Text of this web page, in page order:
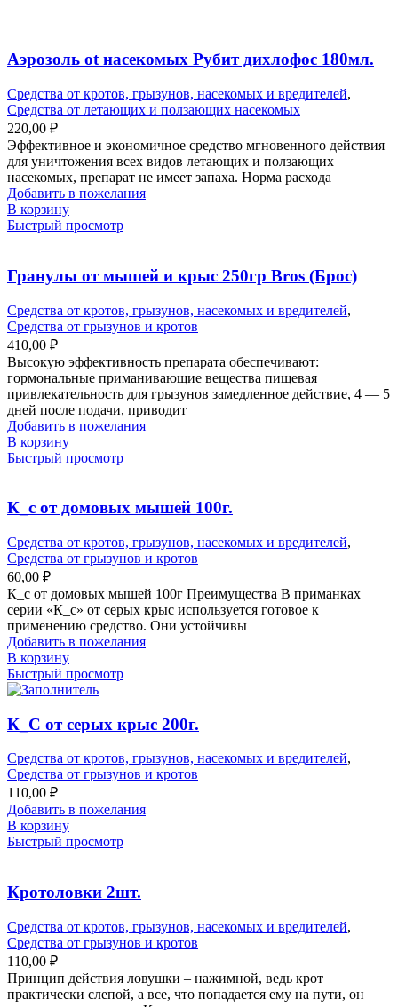
Аэрозоль ot насекомых Рубит дихлофос 180мл.
Средства от кротов, грызунов, насекомых и вредителей,
Средства от летающих и ползающих насекомых
220,00 ₽
Эффективное и экономичное средство мгновенного действия
для уничтожения всех видов летающих и ползающих
насекомых, препарат не имеет запаха. Норма расхода
Добавить в пожелания
В корзину
Быстрый просмотр
Гранулы от мышей и крыс 250гр Bros (Брос)
Средства от кротов, грызунов, насекомых и вредителей,
Средства от грызунов и кротов
410,00 ₽
Высокую эффективность препарата обеспечивают:
гормональные приманивающие вещества пищевая
привлекательность для грызунов замедленное действие, 4 — 5
дней после подачи, приводит
Добавить в пожелания
В корзину
Быстрый просмотр
К_с от домовых мышей 100г.
Средства от кротов, грызунов, насекомых и вредителей,
Средства от грызунов и кротов
60,00 ₽
К_с от домовых мышей 100г Преимущества В приманках
серии «К_с» от серых крыс используется готовое к
применению средство. Они устойчивы
Добавить в пожелания
В корзину
Быстрый просмотр
К_С от серых крыс 200г.
Средства от кротов, грызунов, насекомых и вредителей,
Средства от грызунов и кротов
110,00 ₽
Добавить в пожелания
В корзину
Быстрый просмотр
Кротоловки 2шт.
Средства от кротов, грызунов, насекомых и вредителей,
Средства от грызунов и кротов
110,00 ₽
Принцип действия ловушки – нажимной, ведь крот
практически слепой, а все, что попадается ему на пути, он